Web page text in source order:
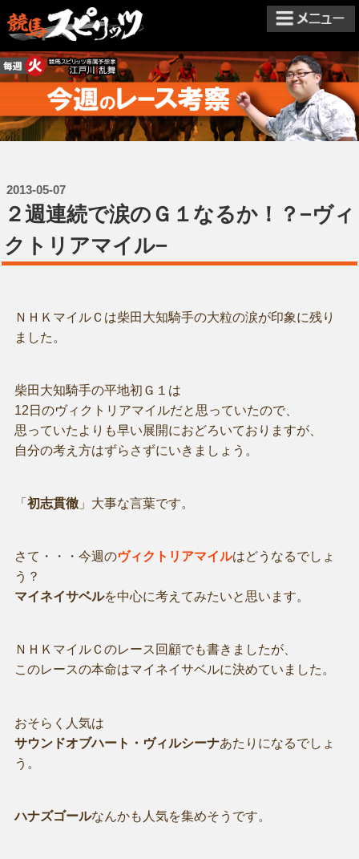
2013-05-07
２週連続で涙のＧ１なるか！？−ヴィ
クトリアマイル−
ＮＨＫマイルＣは柴田大知騎手の大粒の涙が印象に残り
ました。
柴田大知騎手の平地初Ｇ１は
12日のヴィクトリアマイルだと思っていたので、
思っていたよりも早い展開におどろいておりますが、
自分の考え方はずらさずにいきましょう。
「 初志貫徹」大事な言葉です。
さて・・・今週のヴィクトリアマイルはどうなるでしょ
う？
マイネイサベルを中心に考えてみたいと思います。
ＮＨＫマイルＣのレース回顧でも書きましたが、
このレースの本命はマイネイサベルに決めていました。
おそらく人気は
サウンドオブハート・ヴィルシーナあたりになるでしょ
う。
ハナズゴールなんかも人気を集めそうです。